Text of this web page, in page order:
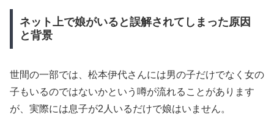
ネット上で娘がいると誤解されてしまった原因
と背景
世間の一部では、松本伊代さんには男の子だけでなく女の
子もいるのではないかという噂が流れることがあります
が、実際には息子が2人いるだけで娘はいません。